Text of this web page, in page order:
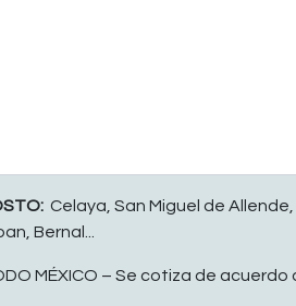
Celaya, San Miguel de
Bernal...
MÉXICO – Se cotiza de